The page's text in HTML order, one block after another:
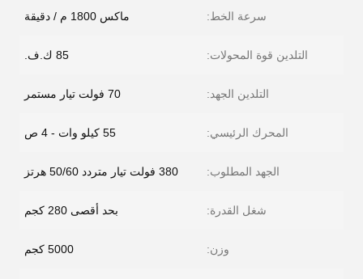
سرعة الخط: ماكس 1800 م / دقيقة
التلدين قوة المحولات: 85 ك.ف.
التلدين الجهد: 70 فولت تيار مستمر
المحرك الرئيسي: 55 كيلو وات - 4 ص
الجهد المطلوب: 380 فولت تيار متردد 50/60 هرتز
شغل القدرة: بحد أقصى 280 كجم
وزن: 5000 كجم